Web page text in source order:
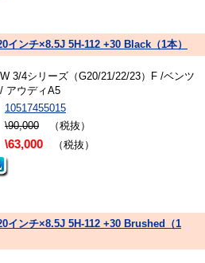
ンチ×8.5J 5H-112 +30 Black（1本）
3/4シリーズ（G20/21/22/23）F /ベンツ
アウディA5
10517455015
\90,000 （税抜）
\63,000 （税抜）
ンチ×8.5J 5H-112 +30 Brushed（1